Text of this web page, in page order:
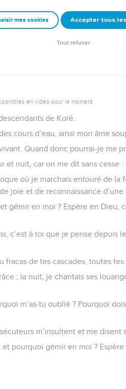
ennemi ne triomphe pas de moi.
et tu m’établis pour
d’éternité en éternité. Amen !
en vidéo pour le moment.
de Koré.
cours d’eau, ainsi mon âme
Quand donc pourrai-je me
et nuit, car on me dit sans cesse :
où je marchais entouré de la
joie et de reconnaissance
gémir en moi ? Espère en Dieu,
c’est à toi que je pense depuis
fracas de tes cascades, toutes
; la nuit, je chantais ses
m’as-tu oublié ? Pourquoi
m’insultent et me disent
pourquoi gémir en moi ?
mes cookies Accepter tous
Tout refuser